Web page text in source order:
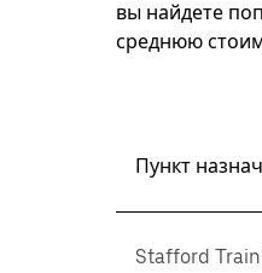
вы найдете
среднюю
Пункт
Stafford